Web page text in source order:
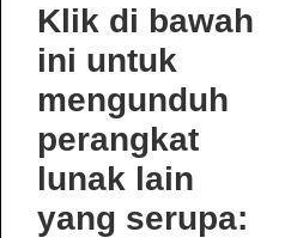
Klik di bawah
ini untuk
mengunduh
perangkat
lunak lain
yang serupa: